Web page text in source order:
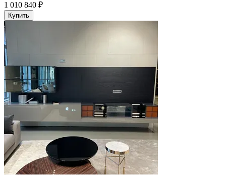
1 010 840 ₽
Купить